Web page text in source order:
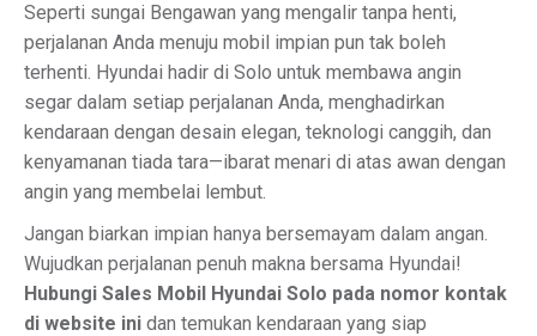
Seperti sungai Bengawan yang mengalir tanpa henti,
perjalanan Anda menuju mobil impian pun tak boleh
terhenti. Hyundai hadir di Solo untuk membawa angin
segar dalam setiap perjalanan Anda, menghadirkan
kendaraan dengan desain elegan, teknologi canggih, dan
kenyamanan tiada tara—ibarat menari di atas awan dengan
angin yang membelai lembut.
Jangan biarkan impian hanya bersemayam dalam angan.
Wujudkan perjalanan penuh makna bersama Hyundai!
Hubungi Sales Mobil Hyundai Solo pada nomor kontak
di website ini dan temukan kendaraan yang siap